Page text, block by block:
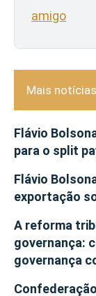
amigo
Mais notícias
Flávio
para o split
Flávio
exportação
A reforma
governança:
governança